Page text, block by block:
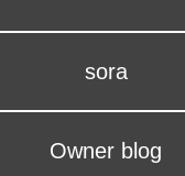
sora
Owner blog